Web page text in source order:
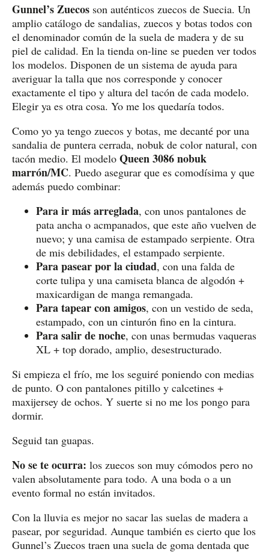
Gunnel’s Zuecos son auténticos zuecos de Suecia. Un
amplio catálogo de sandalias, zuecos y botas todos con
el denominador común de la suela de madera y de su
piel de calidad. En la tienda on-line se pueden ver todos
los modelos. Disponen de un sistema de ayuda para
averiguar la talla que nos corresponde y conocer
exactamente el tipo y altura del tacón de cada modelo.
Elegir ya es otra cosa. Yo me los quedaría todos.
Como yo ya tengo zuecos y botas, me decanté por una
sandalia de puntera cerrada, nobuk de color natural, con
tacón medio. El modelo Queen 3086 nobuk
marrón/MC. Puedo asegurar que es comodísima y que
además puedo combinar:
Para ir más arreglada, con unos pantalones de
pata ancha o acmpanados, que este año vuelven de
nuevo; y una camisa de estampado serpiente. Otra
de mis debilidades, el estampado serpiente.
Para pasear por la ciudad, con una falda de
corte tulipa y una camiseta blanca de algodón +
maxicardigan de manga remangada.
Para tapear con amigos, con un vestido de seda,
estampado, con un cinturón fino en la cintura.
Para salir de noche, con unas bermudas vaqueras
XL + top dorado, amplio, desestructurado.
Si empieza el frío, me los seguiré poniendo con medias
de punto. O con pantalones pitillo y calcetines +
maxijersey de ochos. Y suerte si no me los pongo para
dormir.
Seguid tan guapas.
No se te ocurra: los zuecos son muy cómodos pero no
valen absolutamente para todo. A una boda o a un
evento formal no están invitados.
Con la lluvia es mejor no sacar las suelas de madera a
pasear, por seguridad. Aunque también es cierto que los
Gunnel’s Zuecos traen una suela de goma dentada que